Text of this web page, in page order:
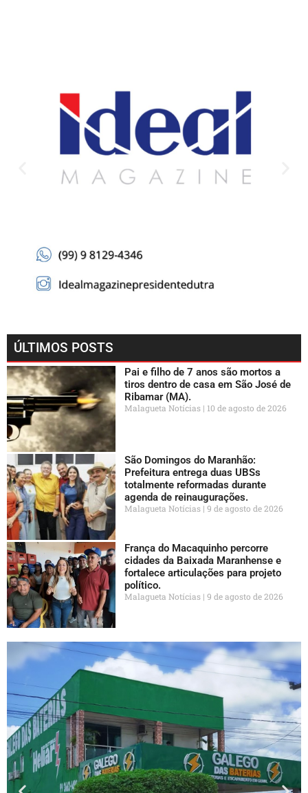
ÚLTIMOS POSTS
Pai e filho de 7 anos são mortos a
tiros dentro de casa em São José de
Ribamar (MA).
Malagueta Notícias 10 de agosto de 2026
São Domingos do Maranhão:
Prefeitura entrega duas UBSs
totalmente reformadas durante
agenda de reinaugurações.
Malagueta Notícias 9 de agosto de 2026
França do Macaquinho percorre
cidades da Baixada Maranhense e
fortalece articulações para projeto
político.
Malagueta Notícias 9 de agosto de 2026